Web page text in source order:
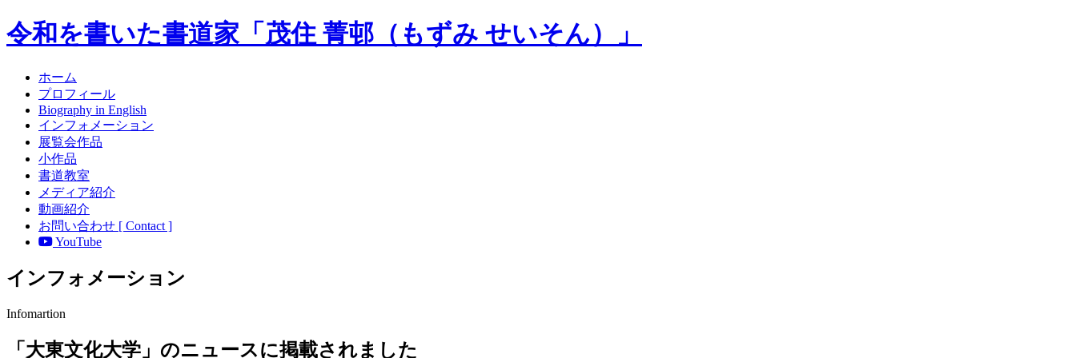
令和を書いた書道家「茂住 菁邨（もずみ せいそん）」
ホーム
プロフィール
Biography in English
インフォメーション
展覧会作品
小作品
書道教室
メディア紹介
動画紹介
お問い合わせ [ Contact ]
YouTube
インフォメーション
Infomartion
「大東文化大学」のニュースに掲載されました